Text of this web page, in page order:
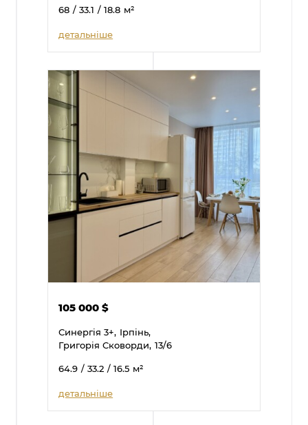
68 / 33.1 / 18.8 м²
детальніше
105 000$
Синергія 3+, Ірпінь,
Григорія Сковорди, 13/6
64.9 / 33.2 / 16.5 м²
детальніше